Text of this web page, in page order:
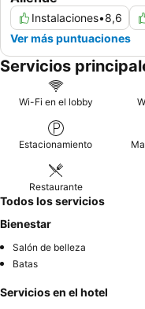
Instalaciones•8,6
Ver más puntuaciones
Servicios
Wi-Fi en el lobby
Estacionamiento
Restaurante
Todos los servicios
Bienestar
Salón de belleza
Batas
Servicios en el hotel